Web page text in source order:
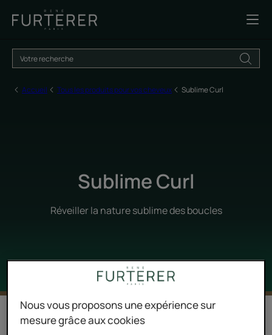
Accueil Tous les produits pour vos cheveux Sublime Curl
Sublime Curl
Réveiller la nature sublime des boucles
3 résultats pour "Sublime Curl"
Nous vous proposons une expérience sur
mesure grâce aux cookies